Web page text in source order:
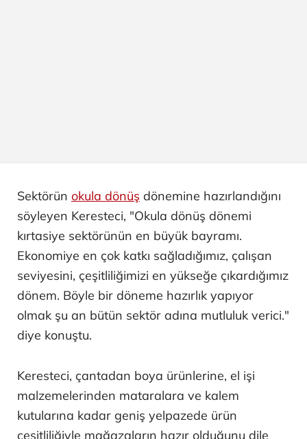
Sektörün okula dönüş dönemine hazırlandığını
söyleyen Keresteci, "Okula dönüş dönemi
kırtasiye sektörünün en büyük bayramı.
Ekonomiye en çok katkı sağladığımız, çalışan
seviyesini, çeşitliliğimizi en yükseğe çıkardığımız
dönem. Böyle bir döneme hazırlık yapıyor
olmak şu an bütün sektör adına mutluluk verici."
diye konuştu.
Keresteci, çantadan boya ürünlerine, el işi
malzemelerinden mataralara ve kalem
kutularına kadar geniş yelpazede ürün
çeşitliliğiyle mağazaların hazır olduğunu dile